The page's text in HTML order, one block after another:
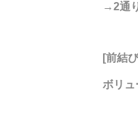
→2通
[前結
ボリュ